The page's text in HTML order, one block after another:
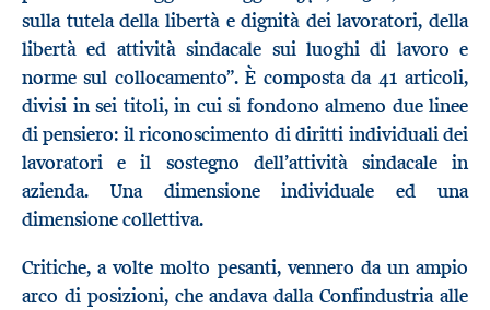
sulla tutela della libertà e dignità dei lavoratori, della
libertà ed attività sindacale sui luoghi di lavoro e
norme sul collocamento”. È composta da 41 articoli,
divisi in sei titoli, in cui si fondono almeno due linee
di pensiero: il riconoscimento di diritti individuali dei
lavoratori e il sostegno dell’attività sindacale in
azienda. Una dimensione individuale ed una
dimensione collettiva.
Critiche, a volte molto pesanti, vennero da un ampio
arco di posizioni, che andava dalla Confindustria alle